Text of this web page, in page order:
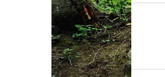
Selezione
del
consenso